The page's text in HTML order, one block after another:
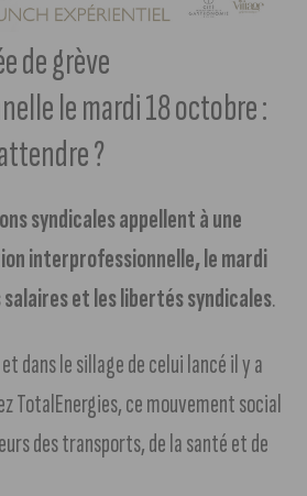
de grève
le mardi 18 octobre :
?
syndicales appellent à une
interprofessionnelle, le mardi
et les libertés syndicales.
dans le sillage de celui lancé il y a
TotalEnergies, ce mouvement social
des transports, de la santé et de